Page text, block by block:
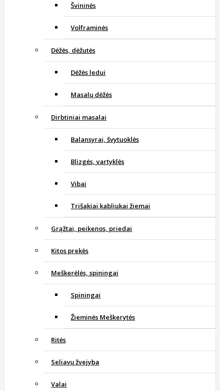
Švininės
Volframinės
Dėžės, dėžutės
Dėžės ledui
Masalų dėžės
Dirbtiniai masalai
Balansyrai, švytuoklės
Blizgės, vartyklės
Vibai
Trišakiai kabliukai žiemai
Grąžtai, peikenos, priedai
Kitos prekės
Meškerėlės, spiningai
Spiningai
Žieminės Meškerytės
Ritės
Seliavų žvejyba
Valai